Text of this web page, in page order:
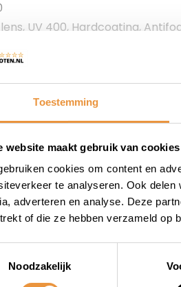
Toestemming
website maakt gebruik van cookies
cookies om content en
te analyseren. Ook
adverteren en analyse. Deze
of die ze hebben verzameld op
Noodzakelijk
UV 400, Hardcoating,